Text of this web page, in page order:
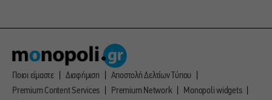
Ποιοι είμαστε Διαφήμιση
Αποστολή Δελτίων Τύπου
Premium Content Services
Premium Network
Monopoli widgets